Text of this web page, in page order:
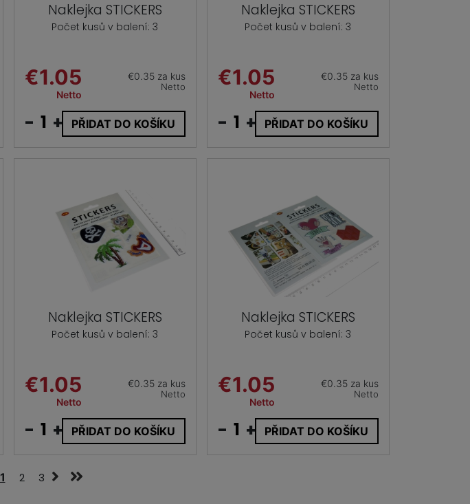
Naklejka STICKERS
Počet kusů v balení: 3
€1.05
Netto
€0.35 za kus
Netto
- + PŘIDAT DO KOŠÍKU
Naklejka STICKERS
Počet kusů v balení: 3
€1.05
Netto
€0.35 za kus
Netto
- + PŘIDAT DO KOŠÍKU
Naklejka STICKERS
Počet kusů v balení: 3
€1.05
Netto
€0.35 za kus
Netto
- + PŘIDAT DO KOŠÍKU
Naklejka STICKERS
Počet kusů v balení: 3
€1.05
Netto
€0.35 za kus
Netto
- + PŘIDAT DO KOŠÍKU
1 2 3